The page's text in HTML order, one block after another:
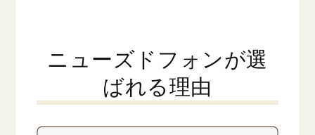
ニューズドフォンが選
ばれる理由